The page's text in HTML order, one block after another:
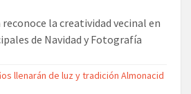
la creatividad vecinal en
de Navidad y Fotografía
llenarán de luz y tradición Almonacid